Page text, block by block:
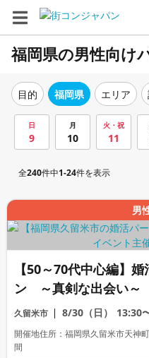
福岡県の男性向け
目的 福岡県 エリア
日
9
月
10
火・祝
11
全240件中1-24件を表示
男
【50～70代中心編】
ン ～真剣な出会い～
久留米市 8/30（日） 13:30
開催地住所：福岡県久留米市天神
間